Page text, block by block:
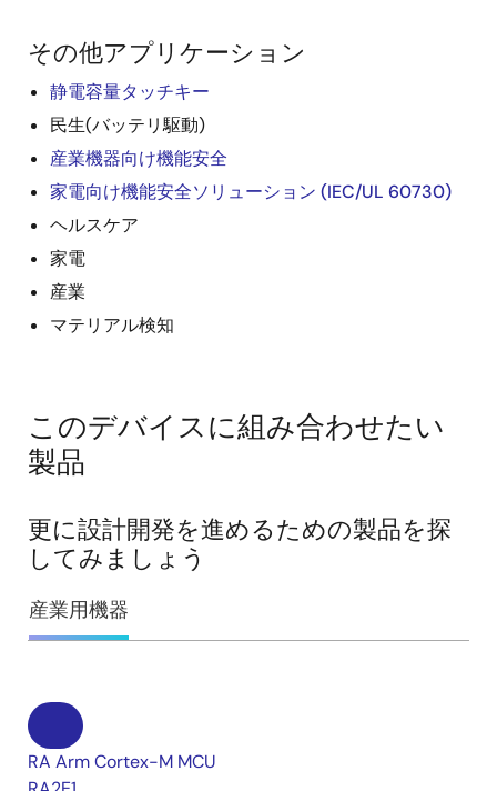
その他アプリケーション
静電容量タッチキー
民生(バッテリ駆動)
産業機器向け機能安全
家電向け機能安全ソリューション (IEC/UL 60730)
ヘルスケア
家電
産業
マテリアル検知
このデバイスに組み合わせたい
製品
更に設計開発を進めるための製品を探
してみましょう
産業用機器
RA Arm Cortex-M MCU